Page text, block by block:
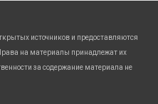
источников и предоставляются
на материалы принадлежат их
за содержание материала не